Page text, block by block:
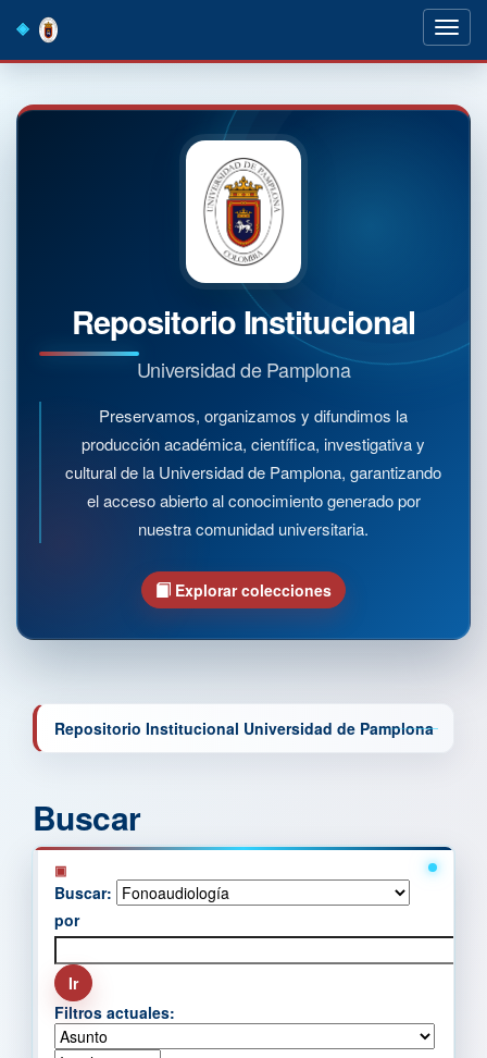
navigation
Repositorio Institucional
Universidad de Pamplona
Preservamos, organizamos y difundimos la
producción académica, científica, investigativa y
cultural de la Universidad de Pamplona, garantizando
el acceso abierto al conocimiento generado por
nuestra comunidad universitaria.
Explorar colecciones
Repositorio Institucional Universidad de Pamplona
Buscar
Buscar:
por
Filtros actuales: